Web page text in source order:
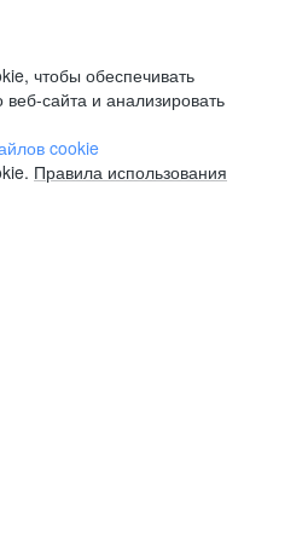
чтобы обеспечивать
сайта и анализировать
cookie
Правила использования